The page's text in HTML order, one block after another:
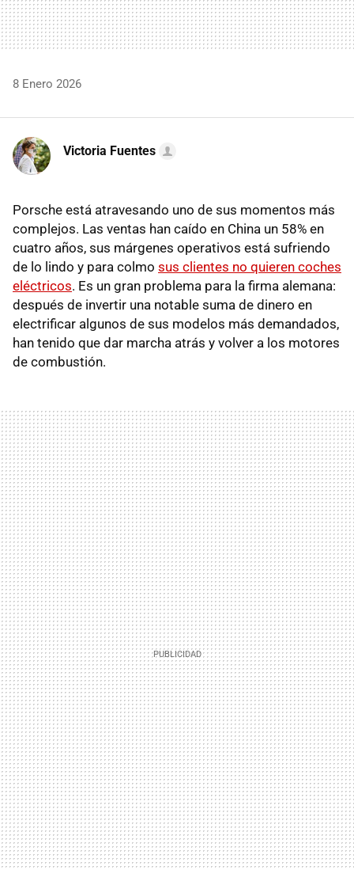
8 Enero 2026
Victoria Fuentes
Porsche está atravesando uno de sus momentos más
complejos. Las ventas han caído en China un 58% en
cuatro años, sus márgenes operativos está sufriendo
de lo lindo y para colmo sus clientes no quieren coches
eléctricos. Es un gran problema para la firma alemana:
después de invertir una notable suma de dinero en
electrificar algunos de sus modelos más demandados,
han tenido que dar marcha atrás y volver a los motores
de combustión.